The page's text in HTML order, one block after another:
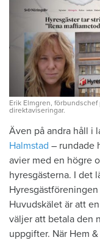
Erik Elmgren,
direktaviseringar.
Även på andra håll i
Halmstad – rundade
avier med en högre
hyresgästerna. I det
Huvudskälet är att
väljer att betala den
uppgifter. När Hem